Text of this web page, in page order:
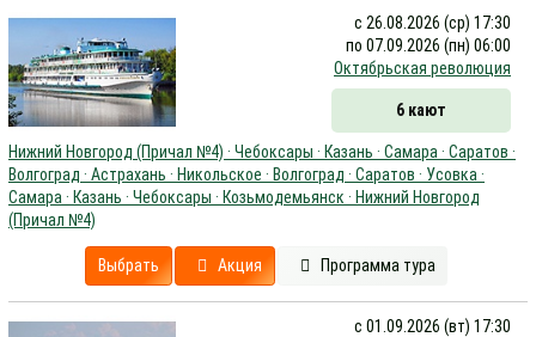
с 26.08.2026 (ср) 17:30
по 07.09.2026 (пн) 06:00
Октябрьская революция
6 кают
Нижний Новгород (Причал №4) · Чебоксары · Казань · Самара · Саратов ·
Волгоград · Астрахань · Никольское · Волгоград · Саратов · Усовка ·
Самара · Казань · Чебоксары · Козьмодемьянск · Нижний Новгород
(Причал №4)
Выбрать Акция Программа тура
с 01.09.2026 (вт) 17:30